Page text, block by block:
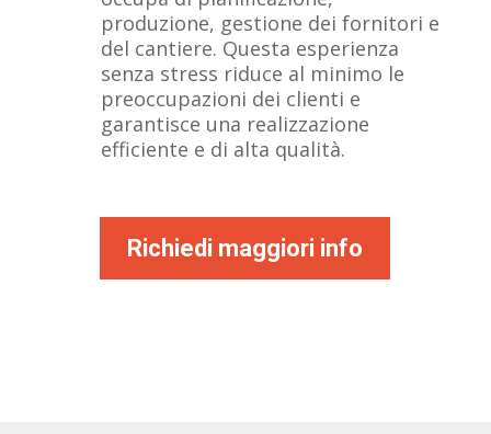
produzione, gestione dei fornitori e
del cantiere. Questa esperienza
senza stress riduce al minimo le
preoccupazioni dei clienti e
garantisce una realizzazione
efficiente e di alta qualità.
Richiedi maggiori info